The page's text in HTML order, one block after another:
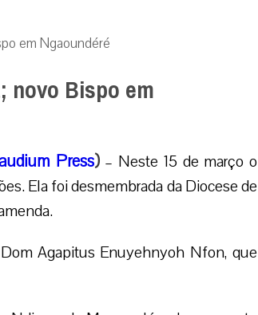
em Ngaoundéré
novo Bispo em
Press)– Neste 15 de março o
Ela foi desmembrada da Diocese de
Agapitus Enuyehnyoh Nfon, que